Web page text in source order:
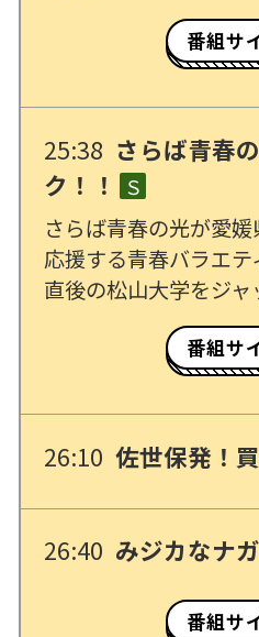
番組サ
25:38 さらば青春
ク！！
Ｓ
さらば青春の光が愛
応援する青春バラエ
直後の松山大学をジャ
番組サ
26:10 佐世保発！
26:40 みジカなナ
番組サ